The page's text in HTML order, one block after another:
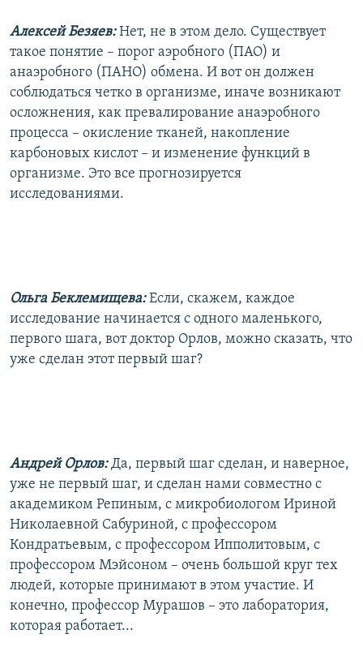
Алексей Безяев:Нет, не в этом дело. Существует
такое понятие – порог аэробного (ПАО) и
анаэробного (ПАНО) обмена. И вот он должен
соблюдаться четко в организме, иначе возникают
осложнения, как превалирование анаэробного
процесса – окисление тканей, накопление
карбоновых кислот – и изменение функций в
организме. Это все прогнозируется
исследованиями.
Ольга Беклемищева:Если, скажем, каждое
исследование начинается с одного маленького,
первого шага, вот доктор Орлов, можно сказать, что
уже сделан этот первый шаг?
Андрей Орлов:Да, первый шаг сделан, и наверное,
уже не первый шаг, и сделан нами совместно с
академиком Репиным, с микробиологом Ириной
Николаевной Сабуриной, с профессором
Кондратьевым, с профессором Ипполитовым, с
профессором Мэйсоном – очень большой круг тех
людей, которые принимают в этом участие. И
конечно, профессор Мурашов – это лаборатория,
которая работает...